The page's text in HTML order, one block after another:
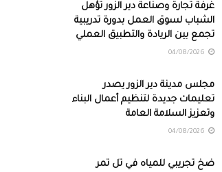
غرفة تجارة وصناعة دير الزور تؤهل
الشباب لسوق العمل بدورة تدريبية
تجمع بين الريادة والتطبيق العملي
مجلس مدينة دير الزور يصدر
تعليمات جديدة لتنظيم أعمال البناء
وتعزيز السلامة العامة
ضخ تجريبي للمياه في تل تمر